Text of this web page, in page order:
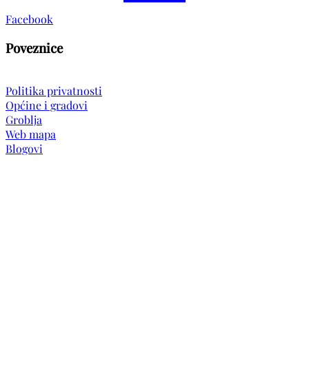
Facebook
Poveznice
Politika privatnosti
Općine i gradovi
Groblja
Web mapa
Blogovi